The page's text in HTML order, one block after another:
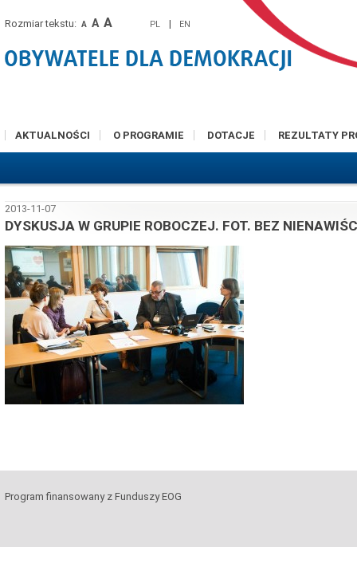
Rozmiar tekstu: A A A PL | EN
AKTUALNOŚCI O PROGRAMIE DOTACJE REZULTATY
2013-11-07
DYSKUSJA W GRUPIE ROBOCZEJ. FOT. BEZ
Program finansowany z Funduszy EOG